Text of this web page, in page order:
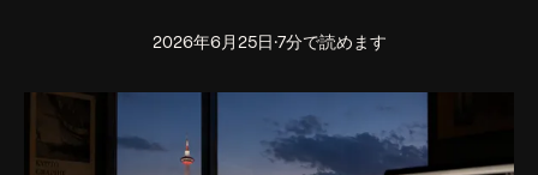
2026年6月25日 ·7分で読めます